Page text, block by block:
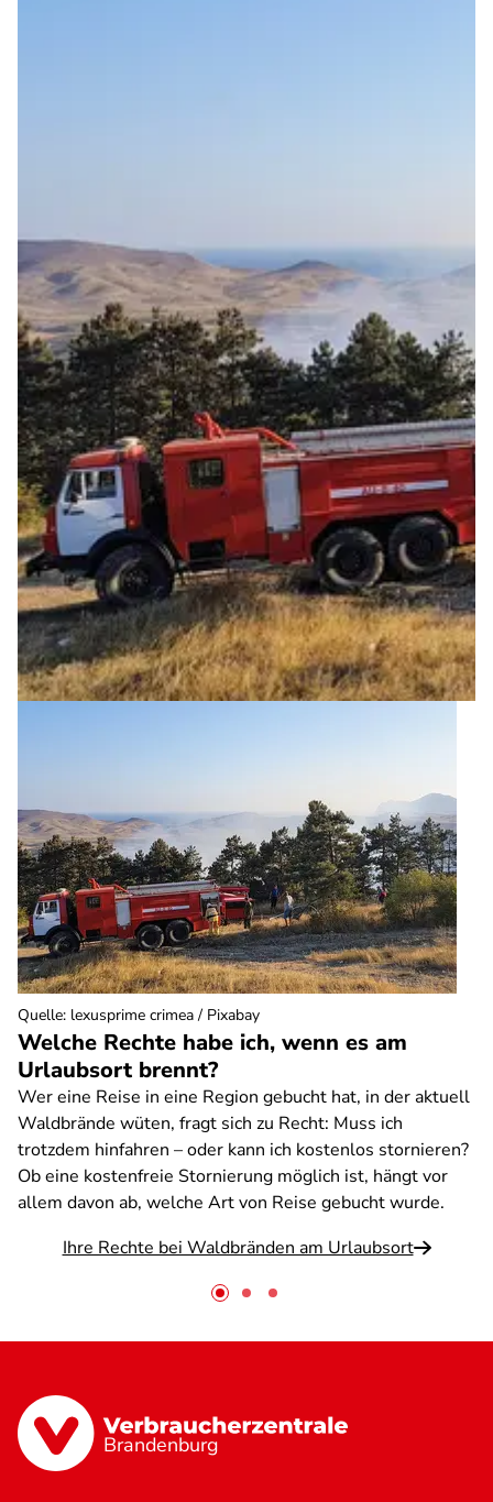
Welche Rechte habe ich, wenn es am
Urlaubsort brennt?
Wer eine Reise in eine Region gebucht hat, in der aktuell
Waldbrände wüten, fragt sich zu Recht: Muss ich
trotzdem hinfahren – oder kann ich kostenlos stornieren?
Ob eine kostenfreie Stornierung möglich ist, hängt vor
allem davon ab, welche Art von Reise gebucht wurde.
Ihre Rechte bei Waldbränden am Urlaubsort
Quelle: lexusprime crimea / Pixabay
Brandenburg